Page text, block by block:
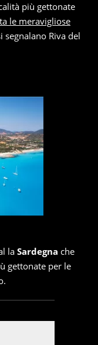
più gettonate
le meravigliose
segnalano Riva del
la Sardegna che
gettonate per le